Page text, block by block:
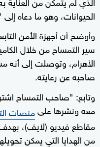
الحيوانات، وهو ما دعاه
وأوضح أن أجهزة الأمن
سير التمساح من خلال
الأهرام، وتوصلت إلى أنه
صاحبه عن رعايته.
وتابع: "صاحب التمساح
معه ونشرها علىمنصات
مقاطع فيديو (لايف)،
من الهدايا التي يمكن